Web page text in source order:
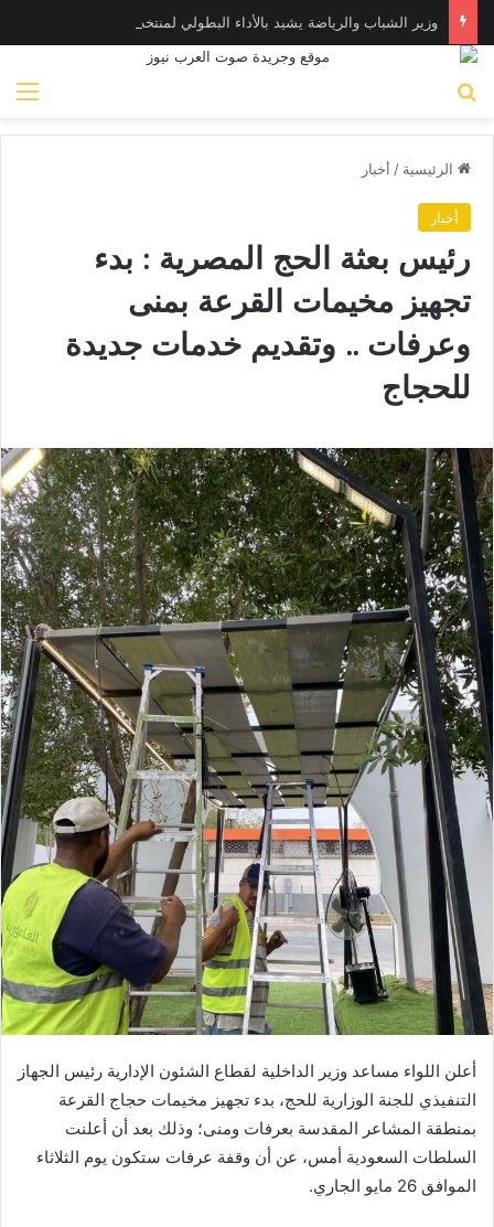
الرئيسية / أخبار
أخبار
رئيس بعثة الحج المصرية : بدء
تجهيز مخيمات القرعة بمنى
وعرفات .. وتقديم خدمات جديدة
للحجاج
أعلن اللواء مساعد وزير الداخلية لقطاع الشئون الإدارية رئيس الجهاز
التنفيذي للجنة الوزارية للحج، بدء تجهيز مخيمات حجاج القرعة
بمنطقة المشاعر المقدسة بعرفات ومنى؛ وذلك بعد أن أعلنت
السلطات السعودية أمس، عن أن وقفة عرفات ستكون يوم الثلاثاء
الموافق 26 مايو الجاري.